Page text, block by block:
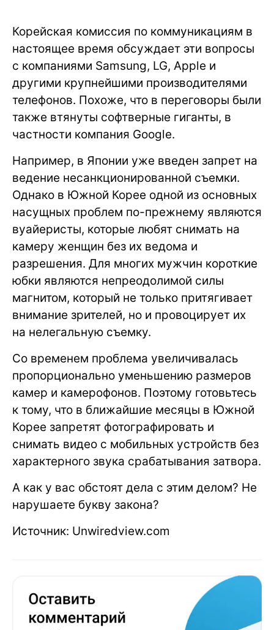
Корейская комиссия по коммуникациям в
настоящее время обсуждает эти вопросы
с компаниями Samsung, LG, Apple и
другими крупнейшими производителями
телефонов. Похоже, что в переговоры были
также втянуты софтверные гиганты, в
частности компания Google.
Например, в Японии уже введен запрет на
ведение несанкционированной съемки.
Однако в Южной Корее одной из основных
насущных проблем по-прежнему являются
вуайеристы, которые любят снимать на
камеру женщин без их ведома и
разрешения. Для многих мужчин короткие
юбки являются непреодолимой силы
магнитом, который не только притягивает
внимание зрителей, но и провоцирует их
на нелегальную съемку.
Со временем проблема увеличивалась
пропорционально уменьшению размеров
камер и камерофонов. Поэтому готовьтесь
к тому, что в ближайшие месяцы в Южной
Корее запретят фотографировать и
снимать видео с мобильных устройств без
характерного звука срабатывания затвора.
А как у вас обстоят дела с этим делом? Не
нарушаете букву закона?
Источник: Unwiredview.com